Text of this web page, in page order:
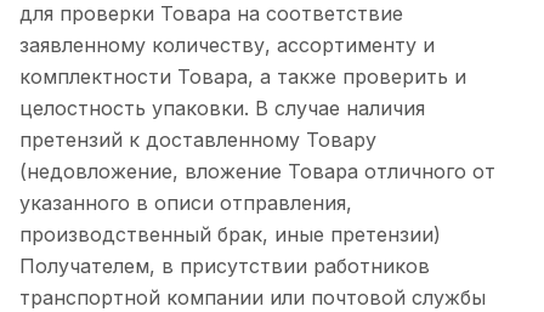
для проверки Товара на соответствие
заявленному количеству, ассортименту и
комплектности Товара, а также проверить и
целостность упаковки. В случае наличия
претензий к доставленному Товару
(недовложение, вложение Товара отличного от
указанного в описи отправления,
производственный брак, иные претензии)
Получателем, в присутствии работников
транспортной компании или почтовой службы